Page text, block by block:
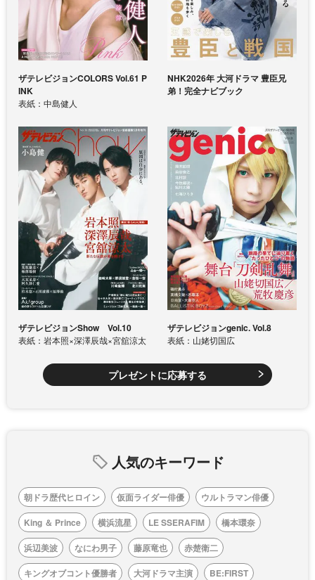
ザテレビジョンCOLORS Vol.61 P
INK
表紙：中島健人
NHK2026年 大河ドラマ 豊臣兄
弟！完全ナビブック
ザテレビジョンShow Vol.10
表紙：岩本照×深澤辰哉×宮舘涼太
ザテレビジョンgenic. Vol.8
表紙：山姥切国広
プレゼントに応募する
人気のキーワード
朝ドラ歴代ヒロイン 仮面ライダー俳優
ウルトラマン俳優
King ＆ Prince
横浜流星 LE SSERAFIM
橋本環奈
浜辺美波
なにわ男子 藤原竜也
赤楚衛二
キングオブコント優勝者
大河ドラマ主演
BE:FIRST